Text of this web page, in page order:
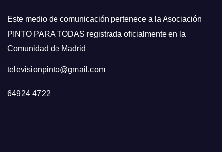
Este medio de comunicación pertenece a la Asociación
PINTO PARA TODAS registrada oficialmente en la
Comunidad de Madrid
televisionpinto@gmail.com
64924 4722